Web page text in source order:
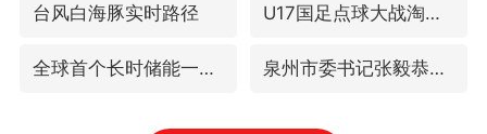
台风白海豚实时路径 U17国足点球大战淘汰河床晋级决赛
全球首个长时储能一体化产业园量产 泉州市委书记张毅恭被查